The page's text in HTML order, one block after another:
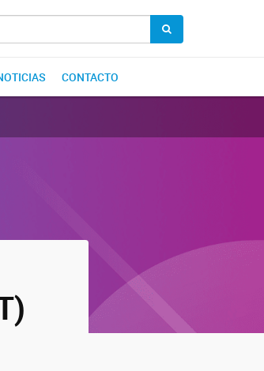
CONTACTO